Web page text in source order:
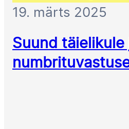
19. märts 2025
Suund